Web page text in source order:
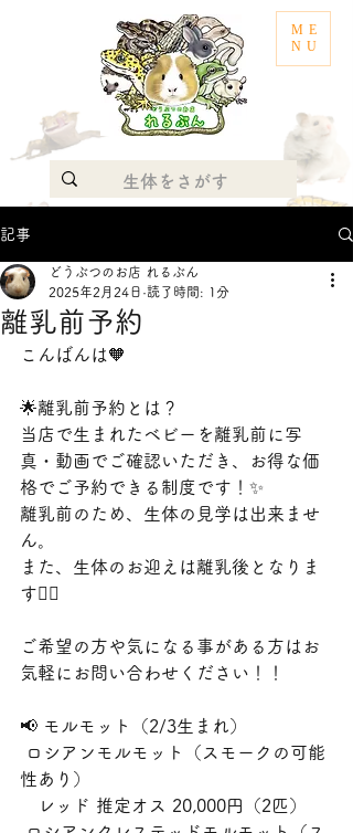
ME
NU
記事
離乳前予約
どうぶつのお店 れるぶん
2025年2月24日 読了時間: 1分
こんばんは🧡
🌟離乳前予約とは？
当店で生まれたベビーを離乳前に写
真・動画でご確認いただき、お得な価
格でご予約できる制度です！✨
離乳前のため、生体の見学は出来ませ
ん。
また、生体のお迎えは離乳後となりま
す🙇‍♀️
ご希望の方や気になる事がある方はお
気軽にお問い合わせください！！
📢 モルモット（2/3生まれ）
性あり）
レッド 推定オス 20,000円（2匹）